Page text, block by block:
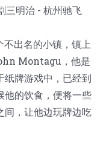
出名的小镇，镇上
Montagu，他是
纸牌游戏中，已经到
他的饮食，便将一些
间，让他边玩牌边吃